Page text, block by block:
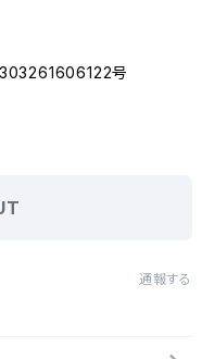
号
通報する